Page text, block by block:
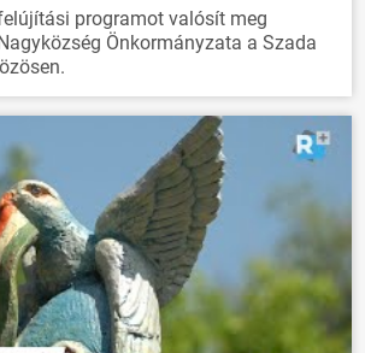
ÜGYINTÉZÉS
KÖZÖSSÉG
programot valósít meg
Önkormányzata a Szada